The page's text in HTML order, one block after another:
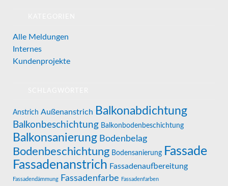
Alle Meldungen
Internes
Kundenprojekte
Anstrich Außenanstrich Balkonabdichtung
Balkonbeschichtung Balkonbodenbeschichtung
Balkonsanierung Bodenbelag
Bodenbeschichtung Bodensanierung Fassade
Fassadenanstrich Fassadenaufbereitung
Fassadendämmung Fassadenfarbe Fassadenfarben